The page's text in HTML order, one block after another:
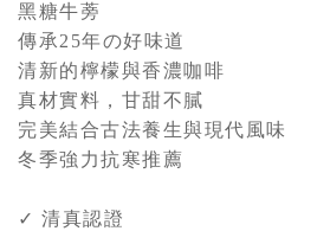
黑糖牛蒡
傳承25年の好味道
清新的檸檬與香濃咖啡
真材實料，甘甜不膩
完美結合古法養生與現代風味
冬季強力抗寒推薦
✓ 清真認證